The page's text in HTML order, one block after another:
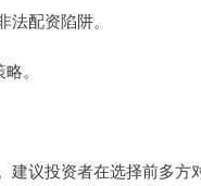
配资陷阱。
。
建议投资者在选择前多方